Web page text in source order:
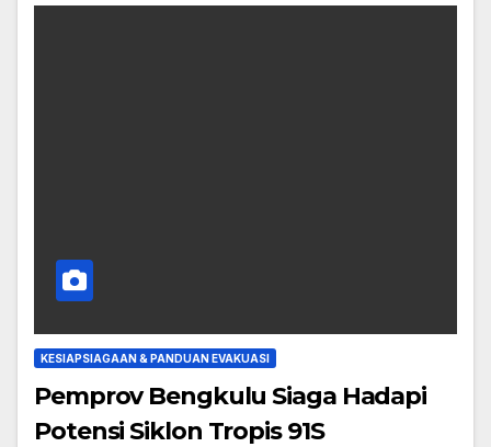
KESIAPSIAGAAN & PANDUAN EVAKUASI
Pemprov Bengkulu Siaga Hadapi
Potensi Siklon Tropis 91S